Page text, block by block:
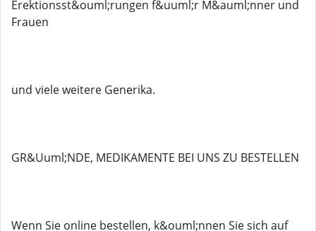
Erektionsst&ouml;rungen f&uuml;r M&auml;nner und
Frauen
und viele weitere Generika.
GR&Uuml;NDE, MEDIKAMENTE BEI ​​UNS ZU BESTELLEN
Wenn Sie online bestellen, k&ouml;nnen Sie sich auf